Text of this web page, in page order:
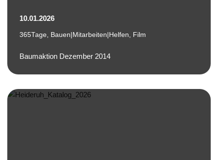
10.01.2026
365Tage Bauen|Mitarbeiten|Helfen Film
Baumaktion Dezember 2014